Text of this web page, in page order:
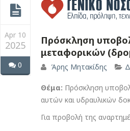
Apr 10
2025
0
Πρόσκληση
μεταφορικών
Άρης Μητακίδης
Θέμα: Πρόσκληση
αυτών και υδραυλικών
Για προβολή της